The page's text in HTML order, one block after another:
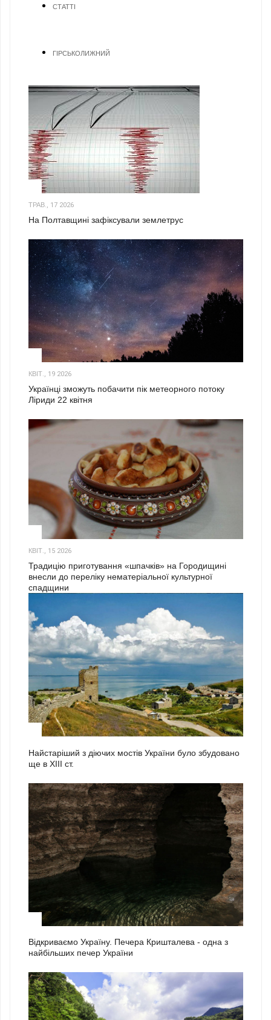
СТАТТІ
ГІРСЬКОЛИЖНИЙ
ТРАВ., 17 2026
На Полтавщині зафіксували землетрус
КВІТ., 19 2026
Українці зможуть побачити пік метеорного потоку
Ліриди 22 квітня
КВІТ., 15 2026
Традицію приготування «шпачків» на Городищині
внесли до переліку нематеріальної культурної
спадщини
Найстаріший з діючих мостів України було збудовано
ще в ХІІІ ст.
Відкриваємо Україну. Печера Кришталева - одна з
найбільших печер України